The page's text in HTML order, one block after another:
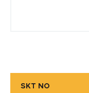
SKT NO